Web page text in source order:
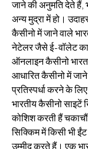
जाने की अनुमति देते हैं,
अन्य मुद्रा में हो।
कैसीनो में जाने वाले
नेटेलर जैसे ई-वॉलेट
ऑनलाइन कैसीनो भारत
आधारित कैसीनो में
प्रतिस्पर्धा करने के
भारतीय कैसीनो साइटें
कोशिश करती हैं
सिक्किम में किसी भी